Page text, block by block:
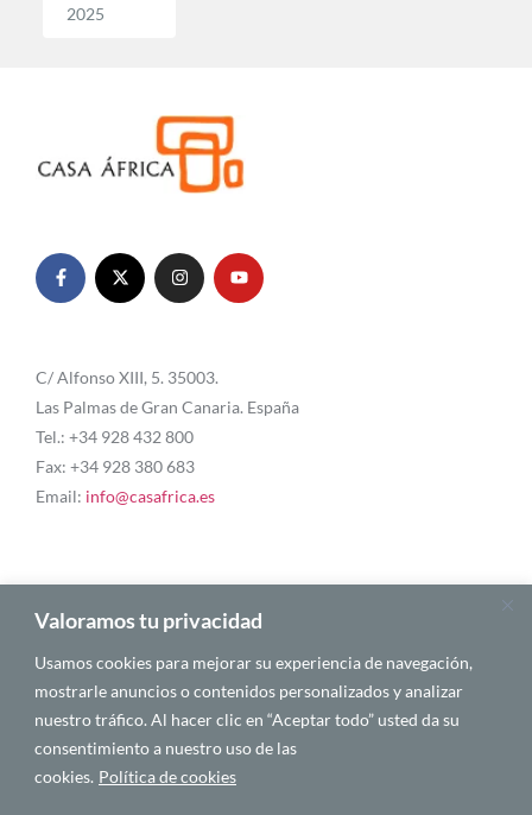
Valoramos tu privacidad
Usamos cookies para mejorar su experiencia de navegación,
mostrarle anuncios o contenidos personalizados y analizar
nuestro tráfico. Al hacer clic en “Aceptar todo” usted da su
consentimiento a nuestro uso de las
cookies. Política de cookies
2025
C/ Alfonso XIII, 5. 35003.
Las Palmas de Gran Canaria. España
Tel.: +34 928 432 800
Fax: +34 928 380 683
Email: info@casafrica.es
Blog
Quiénes somos
Autores
Español